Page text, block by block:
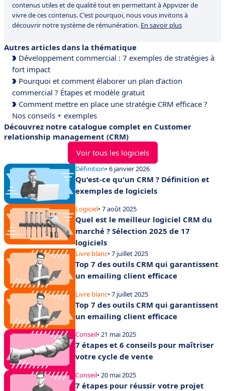
contenus utiles et de qualité tout en permettant à Appvizer de
vivre de ces contenus. C'est pourquoi, nous vous invitons à
découvrir notre système de rémunération. En savoir plus
Autres articles dans la thématique
Développement commercial : 7 exemples de stratégies à
fort impact
Pourquoi et comment élaborer un plan d’action
commercial ? Étapes et modèle gratuit
Comment mettre en place une stratégie CRM efficace ?
Nos conseils + exemples
Découvrez notre catalogue complet en Customer
relationship management (CRM)
Voir tous les logiciels
Définition• 6 janvier 2026
Qu'est-ce qu'un CRM ? Définition et
exemples de logiciels
Logiciel• 7 août 2025
Quel est le meilleur logiciel CRM du
marché ? Sélection 2025 de 17
logiciels
Livre blanc• 7 juillet 2025
Top 7 des outils CRM qui garantissent
un emailing client efficace
Livre blanc• 7 juillet 2025
Top 7 des outils CRM qui garantissent
un emailing client efficace
Conseil• 21 mai 2025
7 étapes et 6 conseils pour maîtriser
votre cycle de vente
Conseil• 20 mai 2025
7 étapes pour réussir votre projet